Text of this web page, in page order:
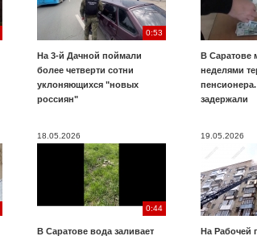
0:53
На 3-й Дачной поймали
более четверти сотни
уклоняющихся "новых
россиян"
В Саратове
неделями
задержали
18.05.2026
0:44
В Саратове вода заливает
19.05.2026
На Рабочей